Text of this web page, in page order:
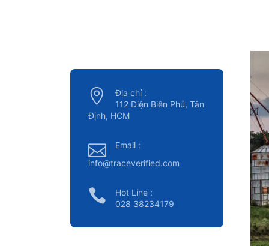
Địa chỉ :
112 Điện Biên Phủ, Tân
Định, HCM
Email :
info@traceverified.com
Hot Line :
028 38234179